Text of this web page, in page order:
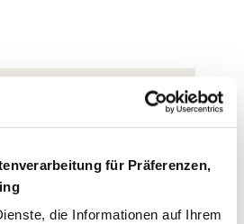
für Präferenzen,
die Informationen auf Ihrem